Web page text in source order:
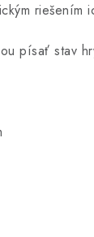
riešením
písať stav